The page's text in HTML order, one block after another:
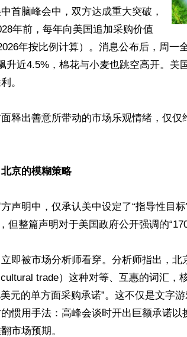
首脑峰会中，双方达成重大突破，
年前，每年向美国追加采购价值
年按比例计算）。消息公布后，周一
升近4.5%，棉花与小麦也跳空高开。美
。
释出善意所带动的市场乐观情绪，仅仅
京的模糊策略
声明中，仅承认美中设定了“指导性目
但整篇声明对于美国政府公开强调的
即被市场分析师看穿。分析师指出，北
trade）这种对等、互惠的词汇，
元的单方面采购承诺”。这不仅是文字
惯用手法：高峰会谈时开出巨额承诺以
市场预期。